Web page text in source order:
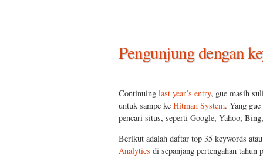
Pengunjung dengan
Continuing last year’s entry, gue masih
untuk sampe ke Hitman System. Yang
pencari situs, seperti Google, Yahoo,
Berikut adalah daftar top 35 keywords
Analytics di sepanjang pertengahan tahun